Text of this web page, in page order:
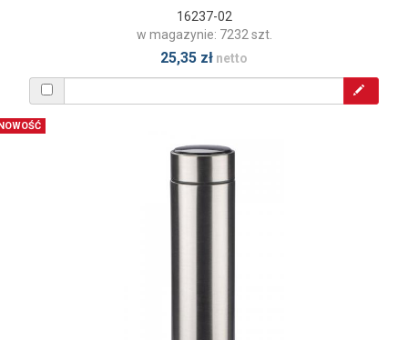
16237-02
w magazynie: 7232 szt.
25,35 zł netto